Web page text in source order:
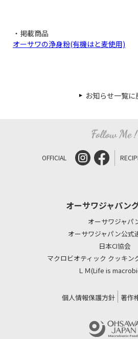
・掲載商品
オーサワの浄身粉(有機はと麦使用)
お知らせ一覧に
OFFICIAL
オーサワジャパン
オーサワジャパ
オーサワジャパン公式
日本CI協会
マクロビオティック クッキン
ＬＭ(Life is
個人情報保護方針 著作